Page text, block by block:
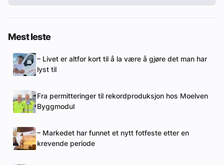
Mest leste
– Livet er altfor kort til å la være å gjøre det man har
lyst til
Fra permitteringer til rekordproduksjon hos Moelven
Byggmodul
– Markedet har funnet et nytt fotfeste etter en
krevende periode